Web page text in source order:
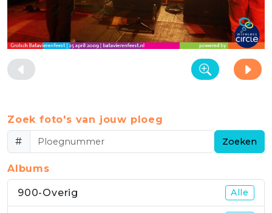
Zoek foto's van jouw ploeg
#
Zoeken
Albums
900-Overig Alle